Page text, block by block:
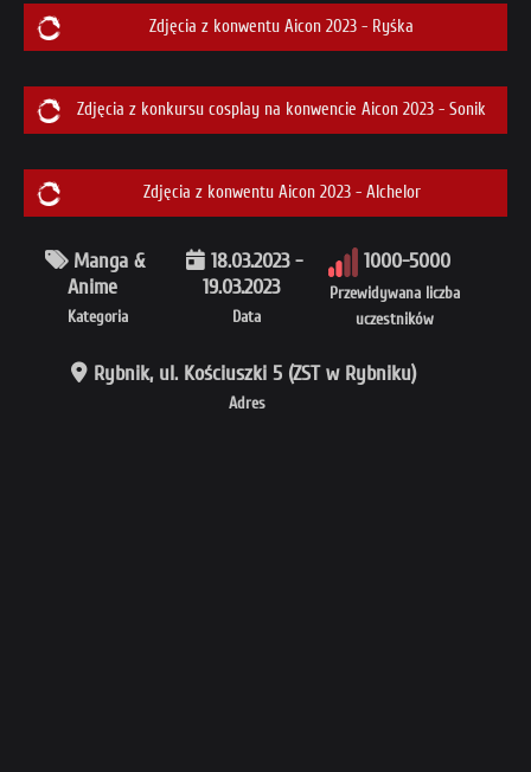
Zdjęcia z konwentu Aicon 2023 - Ryśka
Zdjęcia z konkursu cosplay na konwencie Aicon 2023 - Sonik
Zdjęcia z konwentu Aicon 2023 - Alchelor
Kategoria
Manga &
Anime
Data
18.03.2023 -
19.03.2023
Przewidywana liczba
uczestników
1000-5000
Adres
Rybnik, ul. Kościuszki 5 (ZST w Rybniku)